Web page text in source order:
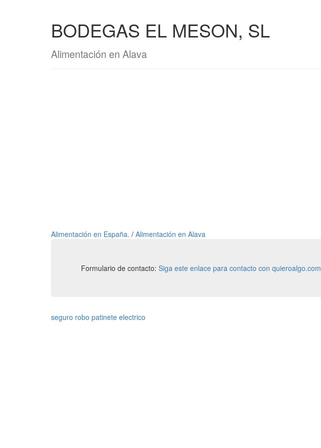
BODEGAS EL MESON, SL
Alimentación en Alava
Alimentación en España. / Alimentación en Alava
Formulario de contacto: Siga este enlace para contacto con quieroalgo.com
seguro robo patinete electrico